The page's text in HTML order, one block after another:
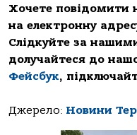
Хочете повідомити
на електронну
Слідкуйте за
долучайтеся до
Фейсбук,
Джерело: Новини